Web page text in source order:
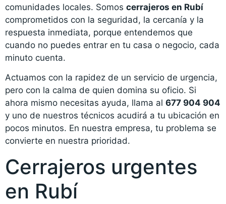
comunidades locales. Somos cerrajeros en Rubí
comprometidos con la seguridad, la cercanía y la
respuesta inmediata, porque entendemos que
cuando no puedes entrar en tu casa o negocio, cada
minuto cuenta.
Actuamos con la rapidez de un servicio de urgencia,
pero con la calma de quien domina su oficio. Si
ahora mismo necesitas ayuda, llama al 677 904 904
y uno de nuestros técnicos acudirá a tu ubicación en
pocos minutos. En nuestra empresa, tu problema se
convierte en nuestra prioridad.
Cerrajeros urgentes
en Rubí